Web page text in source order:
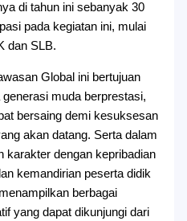
di tahun ini sebanyak 30
pada kegiatan ini, mulai
dan SLB.
Global ini bertujuan
muda berprestasi,
bersaing demi kesuksesan
akan datang. Serta dalam
karakter dengan kepribadian
kemandirian peserta didik
berbagai
yang dapat dikunjungi dari